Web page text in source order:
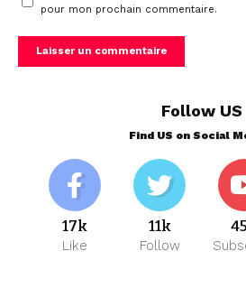
pour mon prochain commentaire.
Follow US
Find US on Social
17k
Like
11k
Follow